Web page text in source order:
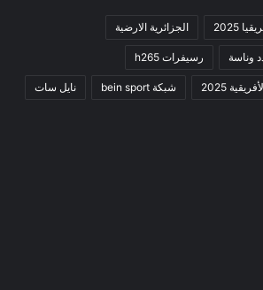
2025 الجزائرية الارضية
وناسة رسيفرات h265
2025 شبكة bein sport نايل سات